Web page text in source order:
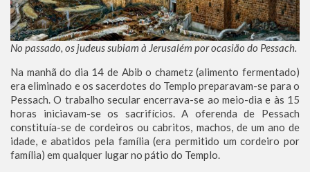
No passado, os judeus subiam à Jerusalém por ocasião do Pessach.
Na manhã do dia 14 de Abib o chametz (alimento fermentado)
era eliminado e os sacerdotes do Templo preparavam-se para o
Pessach. O trabalho secular encerrava-se ao meio-dia e às 15
horas iniciavam-se os sacrifícios. A oferenda de Pessach
constituía-se de cordeiros ou cabritos, machos, de um ano de
idade, e abatidos pela família (era permitido um cordeiro por
família) em qualquer lugar no pátio do Templo.